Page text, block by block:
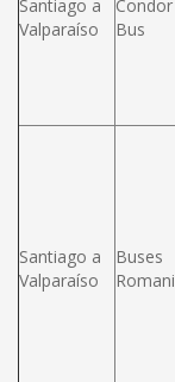
Santiago a
Valparaíso
Condor
Bus
Santiago a
Valparaíso
Buses
Romani